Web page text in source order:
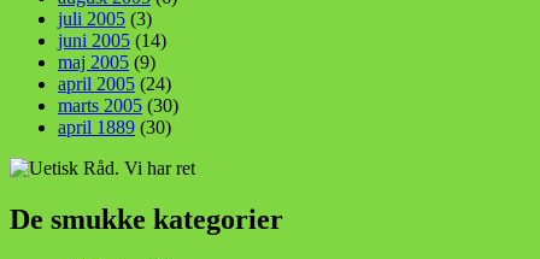
juli 2005 (3)
juni 2005 (14)
maj 2005 (9)
april 2005 (24)
marts 2005 (30)
april 1889 (30)
De smukke kategorier